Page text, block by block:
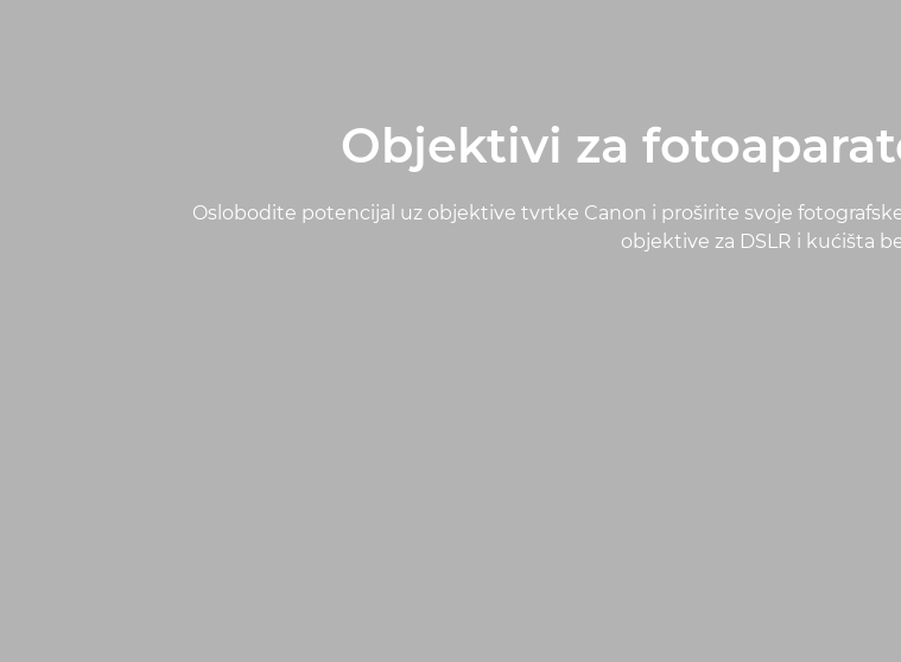
Objektivi za
Oslobodite potencijal uz objektive tvrtke Canon i proširite svoje
objektive za DSLR i kućišta